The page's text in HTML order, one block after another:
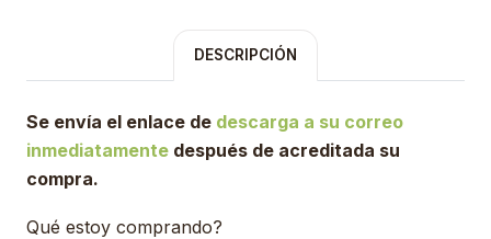
DESCRIPCIÓN
Se envía el enlace de descarga a su correo
inmediatamente después de acreditada su
compra.
Qué estoy comprando?